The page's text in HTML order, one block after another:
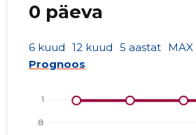
0 päeva
6 kuud 12 kuud 5 aastat MAX
Prognoos